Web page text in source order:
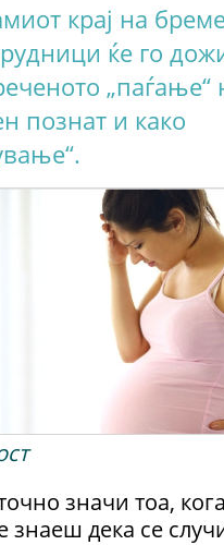
крај на
ќе го
„паѓање“
познат и како
значи тоа,
знаеш дека се